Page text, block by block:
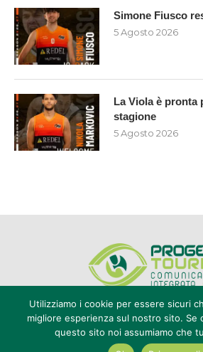
Simone Fiusco
5 Agosto 2026
La Viola è pronta
stagione
5 Agosto 2026
Editore Progetto Touring srl - iscrizione al
Utilizziamo i cookie per essere sicuri
migliore esperienza sul nostro sito. Se
questo sito noi assumiamo che